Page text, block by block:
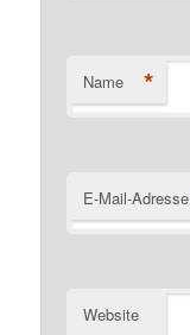
Name *
E-Mail-Adresse
Website